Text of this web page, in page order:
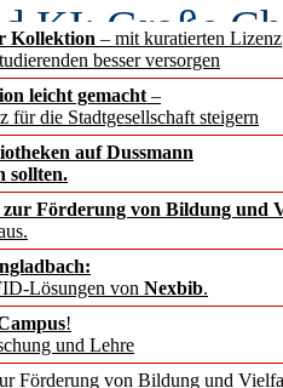
Kollektion – mit kuratierten
besser versorgen
leicht gemacht –
für die Stadtgesellschaft steigern
auf Dussmann
sollten.
zur Förderung von Bildung und
Lösungen von Nexbib.
!
und Lehre
Förderung von Bildung und
KI: Große
erstes
–